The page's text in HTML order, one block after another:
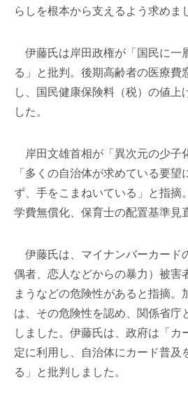
らしを根本から支えるよう求めま
伊藤氏は岸田政権が「国民に一
る」と批判。後期高齢者の医療費
し、国民健康保険料（税）の値上
した。
岸田文雄首相が「異次元の少子
「多くの自治体が求めている要望
ず、手をこまねいている」と指摘
学費無償化、保育士の配置基準見
伊藤氏は、マイナンバーカード
偶者、恋人などからの暴力）被害
まうなどの危険性があると指摘。
は、その危険性を認め、関係省庁
しました。伊藤氏は、政府は「カ
定に利用し、自治体にカード普及
る」と批判しました。